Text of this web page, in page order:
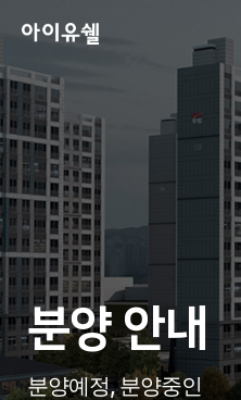
분양 안내
분양예정, 분양중인